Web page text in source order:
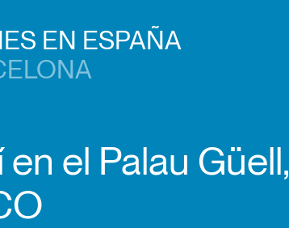
EN ESPAÑA
el Palau Güell,